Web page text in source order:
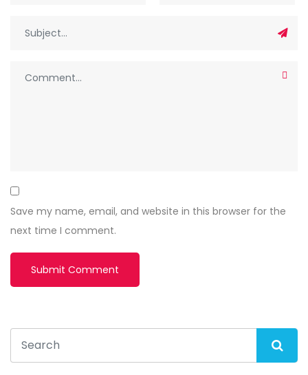
Save my name, email, and website in this browser for the
next time I comment.